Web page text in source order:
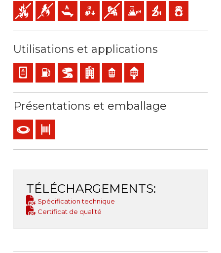
Non propagateur de l' incendie
Non propagateur de la flamme
Faible dégagement de chaleur
Faible production de gouttelettes
Faible opacité et production de
Faible acidité et conductivité
Sans halogène
Faible
Utilisations et applications
Câblage du panneau et de l'appareil
Locaux avec risque d'incendie ou d'explosion
BD2, BD3, BD4 ( IGH, tunnels...)
ERP- établissements recevant du public
RésidentielUtilisation en intérieur
Présentations et emballage
CouronneTouret
TÉLÉCHARGEMENTS:
Spécification technique
Certificat de qualité